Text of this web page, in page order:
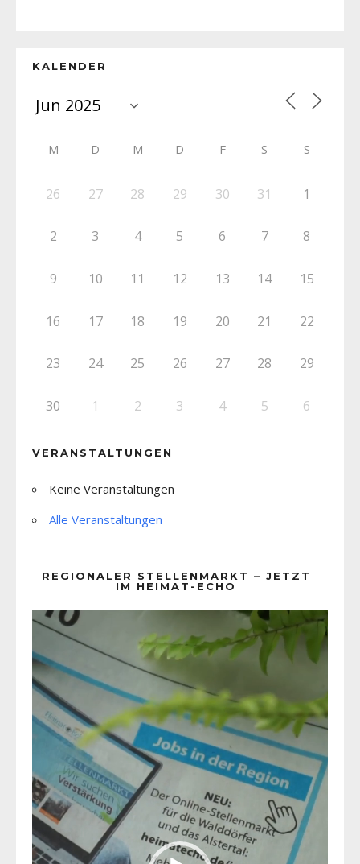
KALENDER
M D M D F S S
26 27 28 29 30 31 1
2 3 4 5 6 7 8
9 10 11 12 13 14 15
16 17 18 19 20 21 22
23 24 25 26 27 28 29
30 1 2 3 4 5 6
VERANSTALTUNGEN
Keine Veranstaltungen
Alle Veranstaltungen
REGIONALER STELLENMARKT – JETZT
IM HEIMAT-ECHO
Player